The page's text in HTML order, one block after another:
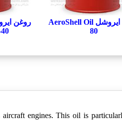
روغن ایروشل AeroShell Oil
80
engines. This oil is